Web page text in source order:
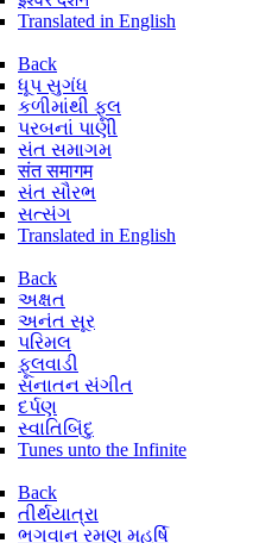
Translated in English
Back
ધૂપ સુગંધ
કળીમાંથી ફૂલ
પરબનાં પાણી
સંત સમાગમ
संत समागम
સંત સૌરભ
સત્સંગ
Translated in English
Back
અક્ષત
અનંત સૂર
પરિમલ
ફૂલવાડી
સનાતન સંગીત
દર્પણ
સ્વાતિબિંદુ
Tunes unto the Infinite
Back
તીર્થયાત્રા
ભગવાન રમણ મહર્ષિ